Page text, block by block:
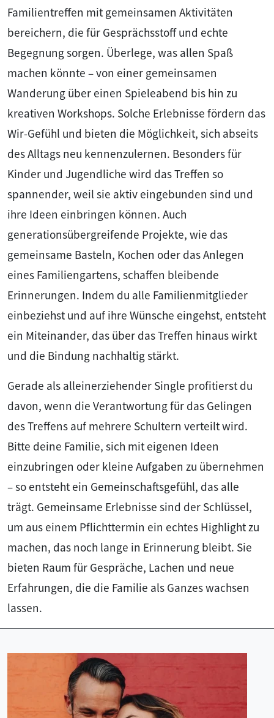
Familientreffen mit gemeinsamen Aktivitäten
bereichern, die für Gesprächsstoff und echte
Begegnung sorgen. Überlege, was allen Spaß
machen könnte – von einer gemeinsamen
Wanderung über einen Spieleabend bis hin zu
kreativen Workshops. Solche Erlebnisse fördern das
Wir-Gefühl und bieten die Möglichkeit, sich abseits
des Alltags neu kennenzulernen. Besonders für
Kinder und Jugendliche wird das Treffen so
spannender, weil sie aktiv eingebunden sind und
ihre Ideen einbringen können. Auch
generationsübergreifende Projekte, wie das
gemeinsame Basteln, Kochen oder das Anlegen
eines Familiengartens, schaffen bleibende
Erinnerungen. Indem du alle Familienmitglieder
einbeziehst und auf ihre Wünsche eingehst, entsteht
ein Miteinander, das über das Treffen hinaus wirkt
und die Bindung nachhaltig stärkt.
Gerade als alleinerziehender Single profitierst du
davon, wenn die Verantwortung für das Gelingen
des Treffens auf mehrere Schultern verteilt wird.
Bitte deine Familie, sich mit eigenen Ideen
einzubringen oder kleine Aufgaben zu übernehmen
– so entsteht ein Gemeinschaftsgefühl, das alle
trägt. Gemeinsame Erlebnisse sind der Schlüssel,
um aus einem Pflichttermin ein echtes Highlight zu
machen, das noch lange in Erinnerung bleibt. Sie
bieten Raum für Gespräche, Lachen und neue
Erfahrungen, die die Familie als Ganzes wachsen
lassen.